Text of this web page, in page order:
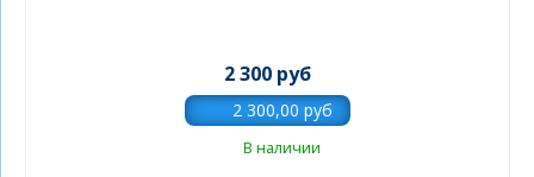
2 300 руб
В наличии